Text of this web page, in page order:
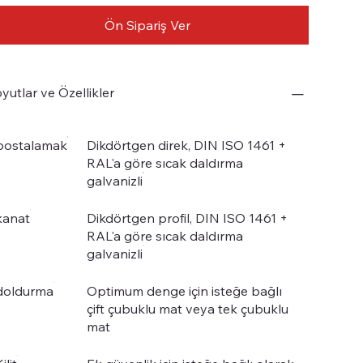
Ön Sipariş Ver
ve Özellikler
Dikdörtgen direk, DIN ISO 1461 +
RAL'a göre sıcak daldırma
galvanizli
Dikdörtgen profil, DIN ISO 1461 +
RAL'a göre sıcak daldırma
galvanizli
Optimum denge için isteğe bağlı
çift çubuklu mat veya tek çubuklu
mat